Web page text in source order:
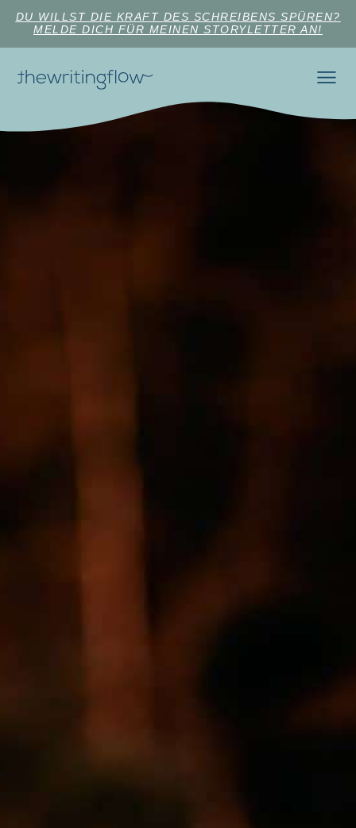
DU WILLST DIE KRAFT DES SCHREIBENS SPÜREN?
MELDE DICH FÜR MEINEN STORYLETTER AN!